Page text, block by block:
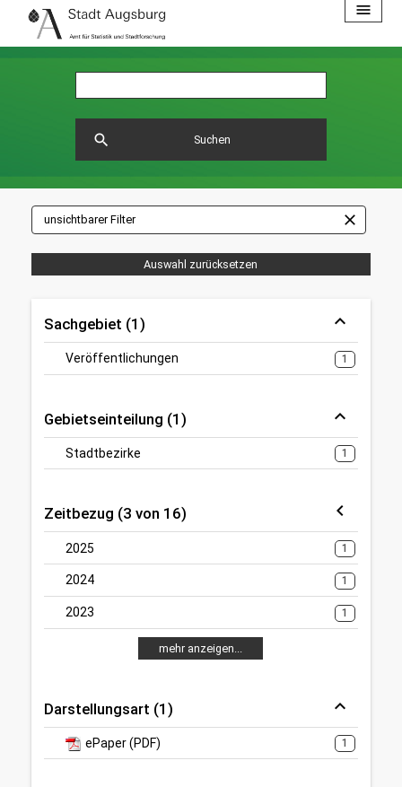
menu
Suchen
search
unsichtbarer Filter close
Auswahl zurücksetzen
Sachgebiet (1)
Veröffentlichungen 1
Gebietseinteilung (1)
Stadtbezirke 1
Zeitbezug (3 von 16)
2025 1
2024 1
2023 1
mehr anzeigen...
Darstellungsart (1)
ePaper (PDF) 1